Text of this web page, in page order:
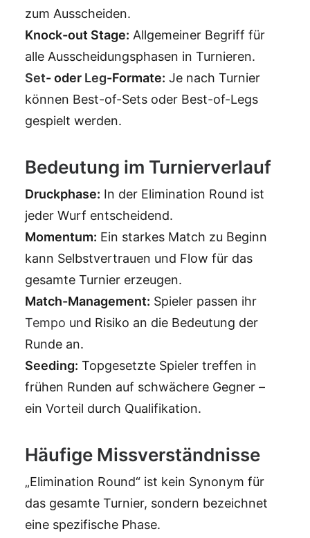
zum Ausscheiden.
Knock-out Stage: Allgemeiner Begriff für
alle Ausscheidungsphasen in Turnieren.
Set- oder Leg-Formate: Je nach Turnier
können Best-of-Sets oder Best-of-Legs
gespielt werden.
Bedeutung im Turnierverlauf
Druckphase: In der Elimination Round ist
jeder Wurf entscheidend.
Momentum: Ein starkes Match zu Beginn
kann Selbstvertrauen und Flow für das
gesamte Turnier erzeugen.
Match-Management: Spieler passen ihr
Tempo und Risiko an die Bedeutung der
Runde an.
Seeding: Topgesetzte Spieler treffen in
frühen Runden auf schwächere Gegner –
ein Vorteil durch Qualifikation.
Häufige Missverständnisse
„Elimination Round“ ist kein Synonym für
das gesamte Turnier, sondern bezeichnet
eine spezifische Phase.